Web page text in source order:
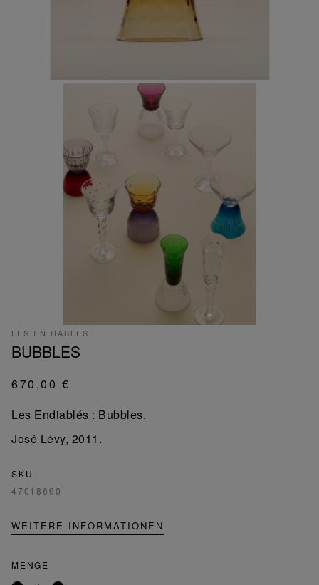
LES ENDIABLES
BUBBLES
670,00 €
Les Endiablés : Bubbles.
José Lévy, 2011.
SKU
47018690
WEITERE INFORMATIONEN
MENGE